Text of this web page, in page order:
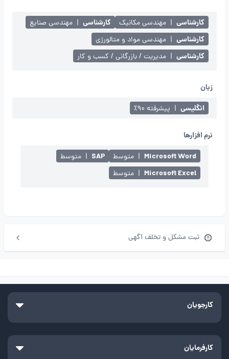
کارشناسی | مهندسی مکانیک کارشناسی | مهندسی صنایع
کارشناسی | مهندسی مواد و متالورژی
کارشناسی | مدیریت / بازرگانی / کسب و کار
زبان
انگلیسی | پیشرفته ۹۰٪
نرم افزارها
Microsoft Word
| متوسط SAP
| متوسط
Microsoft Excel
| متوسط
ثبت مشکل و تخلف آگهی
کارجویان
کارفرمایان